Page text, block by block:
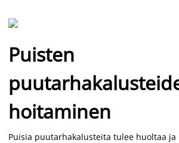
Puisten
hoitaminen
Puisia puutarhakalusteita tulee huoltaa ja